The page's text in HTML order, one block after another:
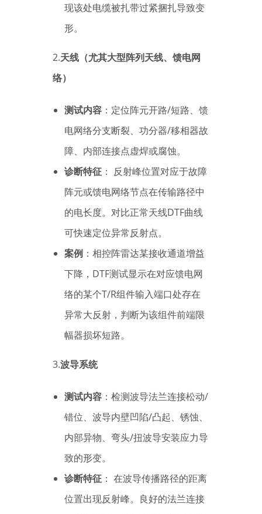
现该处电缆被扎带过紧捆扎导致变
形。
2.天线（尤其大型阵列天线、馈电网
络）
测试内容 ：定位阵元开路/短路、馈
电网络分支断裂、功分器/移相器故
障、内部连接点虚焊或腐蚀。
诊断特征 ： 反射峰位置对应于故障
阵元或馈电网络节点在传输路径中
的电长度。对比正常天线DTF曲线
可快速定位异常反射点。
案例 ：相控阵雷达某接收通道增益
下降，DTF测试显示在对应馈电网
络的某个T/R组件输入端口处存在
异常大反射，判断为该组件前端限
幅器损坏短路。
3.波导系统
测试内容 ：检测波导法兰连接松动/
错位、波导内壁凹陷/凸起、锈蚀、
内部异物、弯头/扭波导安装应力导
致的形变。
诊断特征 ： 在波导传播路径的距离
位置出现反射峰。良好的法兰连接